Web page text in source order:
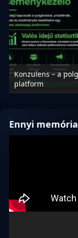
Konzulens – a
platform
Ennyi